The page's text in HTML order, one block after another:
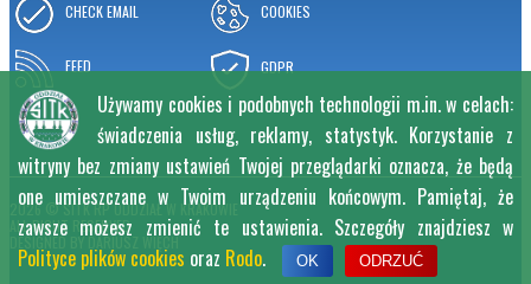
CHECK EMAIL
FEED
COOKIES
GDPR
2026 © SITK RP ODDZIAŁ W KRAKOWIE
ALL RIGHT RESERVED
DESIGNED BYDARIUSZ WIĘCH
Używamy cookies i podobnych technologii m.in. w celach:
świadczenia usług, reklamy, statystyk. Korzystanie z
witryny bez zmiany ustawień Twojej przeglądarki oznacza, że będą
one umieszczane w Twoim urządzeniu końcowym. Pamiętaj, że
zawsze możesz zmienić te ustawienia. Szczegóły znajdziesz w
Polityce plików cookies oraz Rodo. OK ODRZUĆ